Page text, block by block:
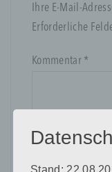
Ihre E-Mail-
Erforderliche
Kommentar *
Stand: